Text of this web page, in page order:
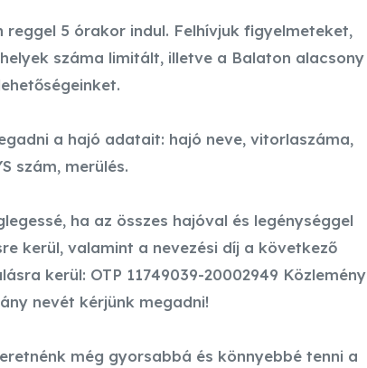
reggel 5 órakor indul. Felhívjuk figyelmeteket,
száma limitált, illetve a Balaton alacsony
a hajó adatait: hajó neve, vitorlaszáma,
szám, merülés.
ha az összes hajóval és legénységgel
kerül, valamint a nevezési díj a következő
kerül: OTP 11749039-20002949 Közlemény
nevét kérjünk megadni!
még gyorsabbá és könnyebbé tenni a